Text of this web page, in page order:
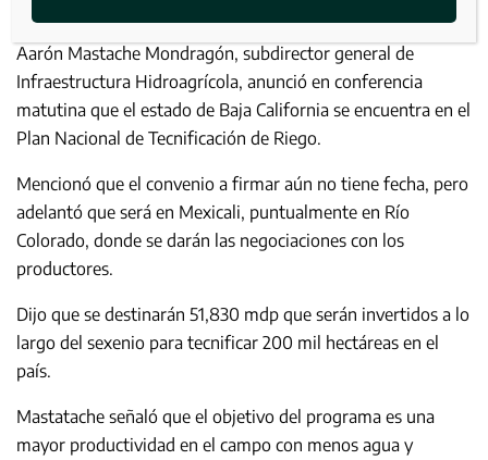
Aarón Mastache Mondragón, subdirector general de
Infraestructura Hidroagrícola, anunció en conferencia
matutina que el estado de Baja California se encuentra en el
Plan Nacional de Tecnificación de Riego.
Mencionó que el convenio a firmar aún no tiene fecha, pero
adelantó que será en Mexicali, puntualmente en Río
Colorado, donde se darán las negociaciones con los
productores.
Dijo que se destinarán 51,830 mdp que serán invertidos a lo
largo del sexenio para tecnificar 200 mil hectáreas en el
país.
Mastatache señaló que el objetivo del programa es una
mayor productividad en el campo con menos agua y